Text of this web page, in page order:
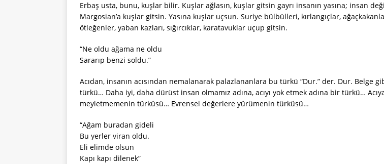
Erbaş usta, bunu, kuşlar bilir. Kuşlar ağlasın, kuşlar gitsin gayrı insanın yasına; insan
Margosian’a kuşlar gitsin. Yasına kuşlar uçsun. Suriye bülbülleri, kırlangıçlar,
ötleğenler, yaban kazları, sığırcıklar, karatavuklar uçup gitsin.
“Ne oldu ağama ne oldu
Sararıp benzi soldu.”
Acıdan, insanın acısından nemalanarak palazlananlara bu türkü “Dur.” der. Dur. Belge
türkü… Daha iyi, daha dürüst insan olmamız adına, acıyı yok etmek adına bir türkü…
meyletmemenin türküsü… Evrensel değerlere yürümenin türküsü…
“Ağam buradan gideli
Bu yerler viran oldu.
Eli elimde olsun
Kapı kapı dilenek”